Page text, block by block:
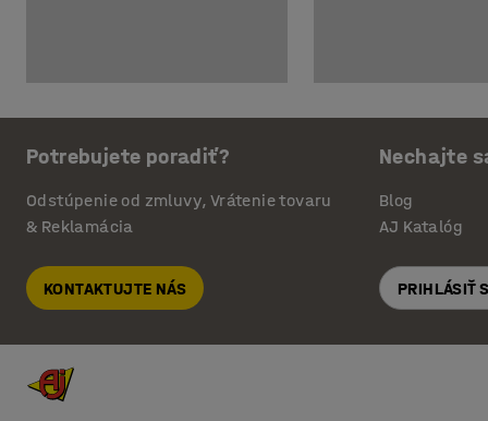
Potrebujete poradiť?
Odstúpenie od zmluvy, Vrátenie tovaru
& Reklamácia
KONTAKTUJTE NÁS
Nechajte
Blog
AJ Katalóg
PRIHLÁSIŤ